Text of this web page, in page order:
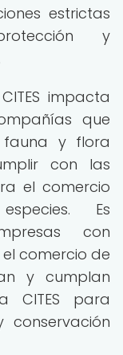
estrictas
y
impacta
que
fauna y flora
con las
el comercio
Es
con
comercio de
y cumplan
CITES para